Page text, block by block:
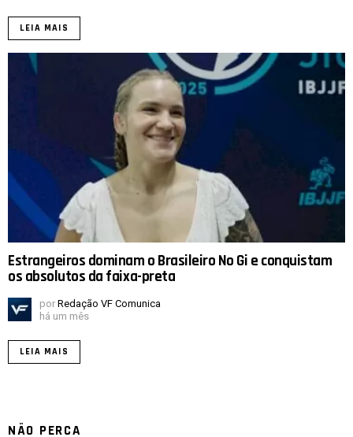
LEIA MAIS
Estrangeiros dominam o Brasileiro No Gi e conquistam
os absolutos da faixa-preta
por Redação VF Comunica
há um mês
LEIA MAIS
NÃO PERCA